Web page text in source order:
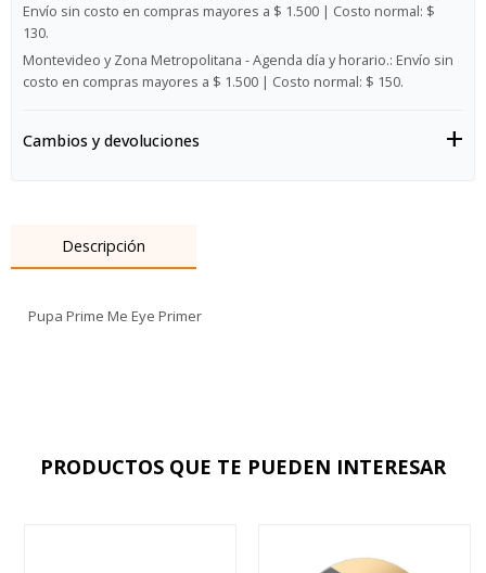
Envío sin costo en compras mayores a $ 1.500 | Costo normal: $
130.
Montevideo y Zona Metropolitana - Agenda día y horario.: Envío sin
costo en compras mayores a $ 1.500 | Costo normal: $ 150.
Cambios y devoluciones
Descripción
Pupa Prime Me Eye Primer
PRODUCTOS QUE TE PUEDEN INTERESAR